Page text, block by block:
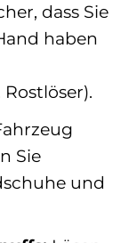
dass Sie
haben
Sie
und